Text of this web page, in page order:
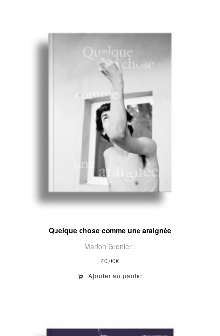
Quelque chose comme une araignée
Marion Gronier .
40,00€
Ajouter au panier